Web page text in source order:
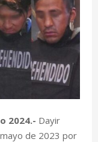
2024.- Dayir
de 2023 por